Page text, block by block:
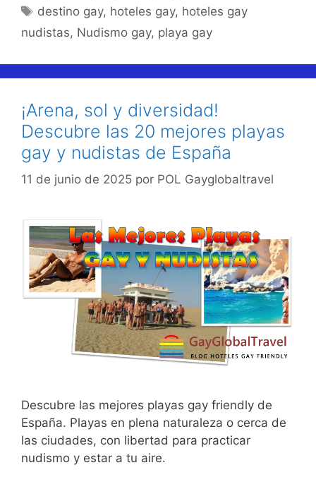
Etiquetas
destino gay, hoteles gay, hoteles gay
nudistas, Nudismo gay, playa gay
¡Arena, sol y diversidad!
Descubre las 20 mejores playas
gay y nudistas de España
11 de junio de 2025 por POL Gayglobaltravel
Descubre las mejores playas gay friendly de
España. Playas en plena naturaleza o cerca de
las ciudades, con libertad para practicar
nudismo y estar a tu aire.